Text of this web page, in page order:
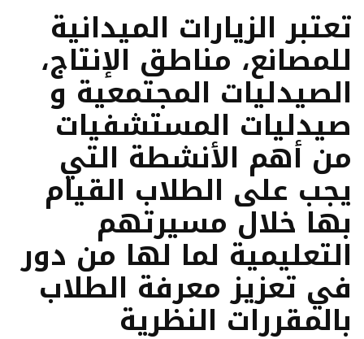
تعتبر الزيارات الميدانية
للمصانع، مناطق الإنتاج،
الصيدليات المجتمعية و
صيدليات المستشفيات
من أهم الأنشطة التي
يجب على الطلاب القيام
بها خلال مسيرتهم
التعليمية لما لها من دور
في تعزيز معرفة الطلاب
بالمقررات النظرية